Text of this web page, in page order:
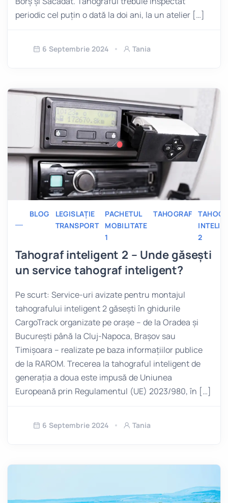
periodic cel puțin o dată la doi ani, la un atelier […]
6 Septembrie 2024 Tania
BLOG
LEGISLAȚIE
TRANSPORT
PACHETUL
MOBILITATE
1
TAHOGRAF
2
Tahograf inteligent 2 – Unde găsești
un service tahograf inteligent?
Pe scurt: Service-uri avizate pentru montajul
tahografului inteligent 2 găsești în ghidurile
CargoTrack organizate pe orașe – de la Oradea și
București până la Cluj-Napoca, Brașov sau
Timișoara – realizate pe baza informațiilor publice
de la RAROM. Trecerea la tahograful inteligent de
generația a doua este impusă de Uniunea
Europeană prin Regulamentul (UE) 2023/980, în […]
6 Septembrie 2024 Tania